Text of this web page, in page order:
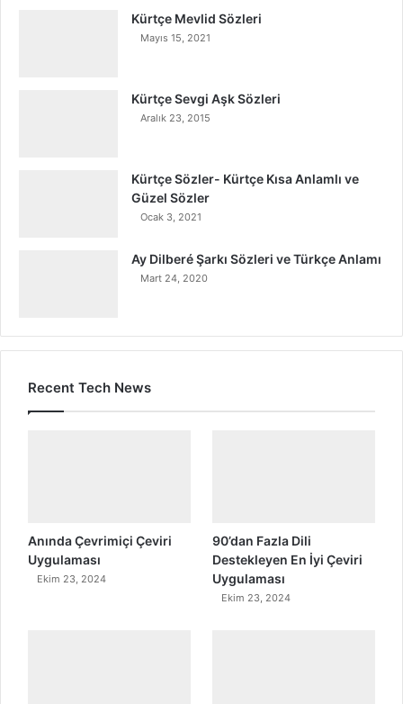
Kürtçe Mevlid Sözleri
Mayıs 15, 2021
Kürtçe Sevgi Aşk Sözleri
Aralık 23, 2015
Kürtçe Sözler- Kürtçe Kısa Anlamlı ve
Güzel Sözler
Ocak 3, 2021
Ay Dilberé Şarkı Sözleri ve Türkçe Anlamı
Mart 24, 2020
Recent Tech News
Anında Çevrimiçi Çeviri
Uygulaması
Ekim 23, 2024
90’dan Fazla Dili
Destekleyen En İyi Çeviri
Uygulaması
Ekim 23, 2024